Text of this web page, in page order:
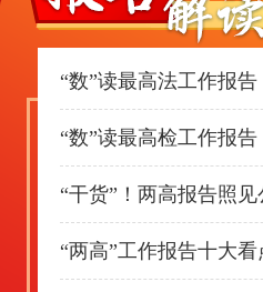
“数”读最高法工作报告
“数”读最高检工作报告
“干货”！两高报告照
“两高”工作报告十大看